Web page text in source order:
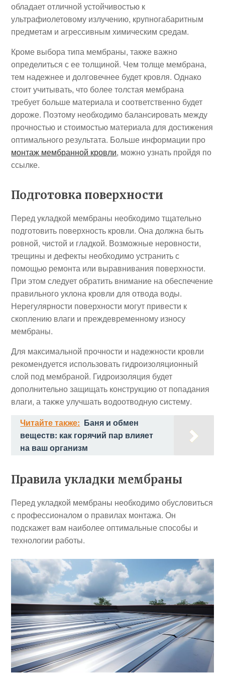
обладает отличной устойчивостью к
ультрафиолетовому излучению, крупногабаритным
предметам и агрессивным химическим средам.
Кроме выбора типа мембраны, также важно
определиться с ее толщиной. Чем толще мембрана,
тем надежнее и долговечнее будет кровля. Однако
стоит учитывать, что более толстая мембрана
требует больше материала и соответственно будет
дороже. Поэтому необходимо балансировать между
прочностью и стоимостью материала для достижения
оптимального результата. Больше информации про
монтаж мембранной кровли, можно узнать пройдя по
ссылке.
Подготовка поверхности
Перед укладкой мембраны необходимо тщательно
подготовить поверхность кровли. Она должна быть
ровной, чистой и гладкой. Возможные неровности,
трещины и дефекты необходимо устранить с
помощью ремонта или выравнивания поверхности.
При этом следует обратить внимание на обеспечение
правильного уклона кровли для отвода воды.
Нерегулярности поверхности могут привести к
скоплению влаги и преждевременному износу
мембраны.
Для максимальной прочности и надежности кровли
рекомендуется использовать гидроизоляционный
слой под мембраной. Гидроизоляция будет
дополнительно защищать конструкцию от попадания
влаги, а также улучшать водоотводную систему.
Читайте также: Баня и обмен
веществ: как горячий пар влияет
на ваш организм
Правила укладки мембраны
Перед укладкой мембраны необходимо обусловиться
с профессионалом о правилах монтажа. Он
подскажет вам наиболее оптимальные способы и
технологии работы.